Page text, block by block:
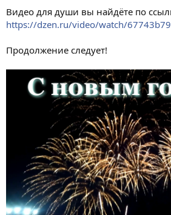
Видео для души вы найдёте по
https://dzen.ru/video/watch/
Продолжение следует!